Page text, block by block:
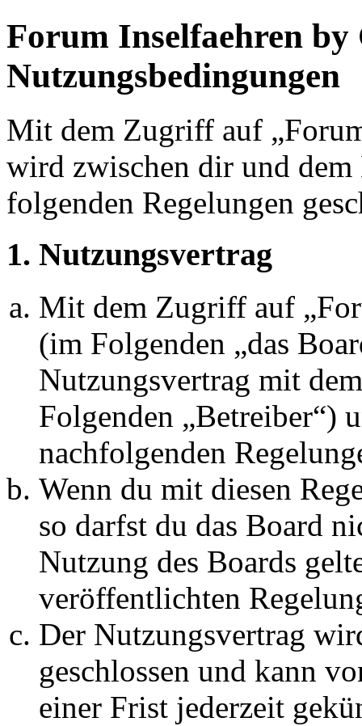
Forum Inselfaehren by
Nutzungsbedingungen
Mit dem Zugriff auf
wird zwischen dir und
folgenden Regelungen
1. Nutzungsvertrag
Mit dem Zugriff auf
(im Folgenden „das
Nutzungsvertrag mit
Folgenden „Betreiber“)
nachfolgenden
Wenn du mit diesen
so darfst du das Board
Nutzung des Boards
veröffentlichten
Der Nutzungsvertrag
geschlossen und kann
einer Frist jederzeit